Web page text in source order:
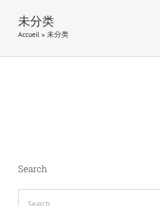
未分类
Accueil » 未分类
Search